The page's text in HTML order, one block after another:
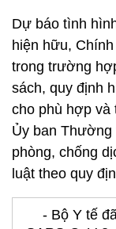
Dự báo tình
hiện hữu,
trong trường
sách, quy định
cho phù hợp và
Ủy ban Thường
phòng, chống
luật theo quy
- Bộ Y tế